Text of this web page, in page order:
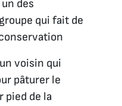
des
qui fait de
voisin qui
pâturer le
pied de la